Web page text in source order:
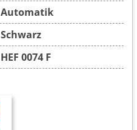
Automatik
Schwarz
HEF 0074 F